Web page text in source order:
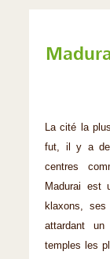
La cité la
fut, il y a de
centres
Madurai est
klaxons,
attardant
temples les